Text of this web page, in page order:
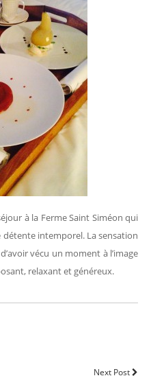
à la Ferme Saint Siméon qui
intemporel. La sensation
vécu un moment à l’image
relaxant et généreux.
Next Post